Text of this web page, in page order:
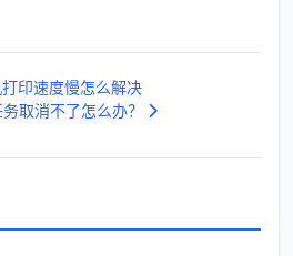
印速度慢怎么解决
取消不了怎么办？